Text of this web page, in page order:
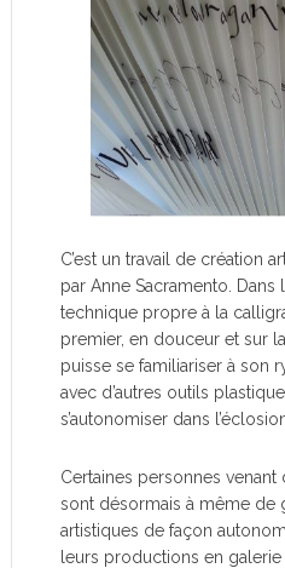
C’est un travail de création
par Anne Sacramento.
technique propre à la
premier, en douceur et sur
puisse se familiariser à son
avec d’autres outils
s’autonomiser dans
Certaines personnes venant
sont désormais à même de
artistiques de façon
leurs productions en galerie